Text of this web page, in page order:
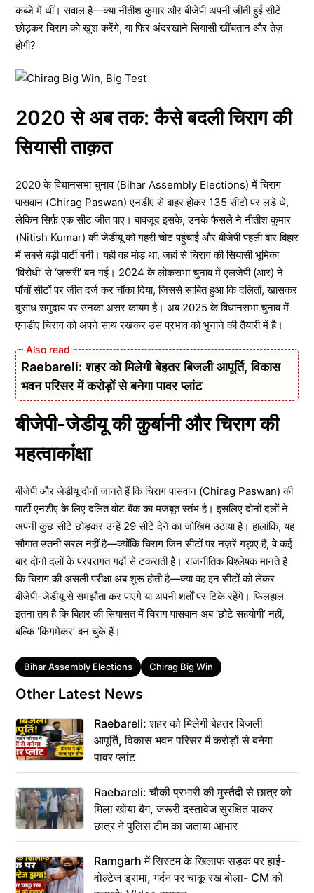
कब्जे में थीं। सवाल है—क्या नीतीश कुमार और बीजेपी अपनी जीती हुई सीटें
छोड़कर चिराग को खुश करेंगे, या फिर अंदरखाने सियासी खींचतान और तेज़
होगी?
2020 से अब तक: कैसे बदली चिराग की
सियासी ताक़त
2020 के विधानसभा चुनाव (Bihar Assembly Elections) में चिराग
पासवान (Chirag Paswan) एनडीए से बाहर होकर 135 सीटों पर लड़े थे,
लेकिन सिर्फ़ एक सीट जीत पाए। बावजूद इसके, उनके फैसले ने नीतीश कुमार
(Nitish Kumar) की जेडीयू को गहरी चोट पहुंचाई और बीजेपी पहली बार बिहार
में सबसे बड़ी पार्टी बनी। यही वह मोड़ था, जहां से चिराग की सियासी भूमिका
‘विरोधी’ से ‘ज़रूरी’ बन गई। 2024 के लोकसभा चुनाव में एलजेपी (आर) ने
पाँचों सीटों पर जीत दर्ज कर चौंका दिया, जिससे साबित हुआ कि दलितों, खासकर
दुसाध समुदाय पर उनका असर कायम है। अब 2025 के विधानसभा चुनाव में
एनडीए चिराग को अपने साथ रखकर उस प्रभाव को भुनाने की तैयारी में है।
Raebareli: शहर को मिलेगी बेहतर बिजली आपूर्ति, विकास
भवन परिसर में करोड़ों से बनेगा पावर प्लांट
बीजेपी-जेडीयू की कुर्बानी और चिराग की
महत्वाकांक्षा
बीजेपी और जेडीयू दोनों जानते हैं कि चिराग पासवान (Chirag Paswan) की
पार्टी एनडीए के लिए दलित वोट बैंक का मजबूत स्तंभ है। इसलिए दोनों दलों ने
अपनी कुछ सीटें छोड़कर उन्हें 29 सीटें देने का जोखिम उठाया है। हालांकि, यह
सौगात उतनी सरल नहीं है—क्योंकि चिराग जिन सीटों पर नज़रें गड़ाए हैं, वे कई
बार दोनों दलों के परंपरागत गढ़ों से टकराती हैं। राजनीतिक विश्लेषक मानते हैं
कि चिराग की असली परीक्षा अब शुरू होती है—क्या वह इन सीटों को लेकर
बीजेपी-जेडीयू से समझौता कर पाएंगे या अपनी शर्तों पर टिके रहेंगे। फिलहाल
इतना तय है कि बिहार की सियासत में चिराग पासवान अब ‘छोटे सहयोगी’ नहीं,
बल्कि ‘किंगमेकर’ बन चुके हैं।
Tags
Bihar Assembly Elections Chirag Big Win
Other Latest News
Raebareli: शहर को मिलेगी बेहतर बिजली
आपूर्ति, विकास भवन परिसर में करोड़ों से बनेगा
पावर प्लांट
Raebareli: चौकी प्रभारी की मुस्तैदी से छात्र को
मिला खोया बैग, जरूरी दस्तावेज सुरक्षित पाकर
छात्र ने पुलिस टीम का जताया आभार
Ramgarh में सिस्टम के खिलाफ सड़क पर हाई-
वोल्टेज ड्रामा, गर्दन पर चाकू रख बोला- CM को